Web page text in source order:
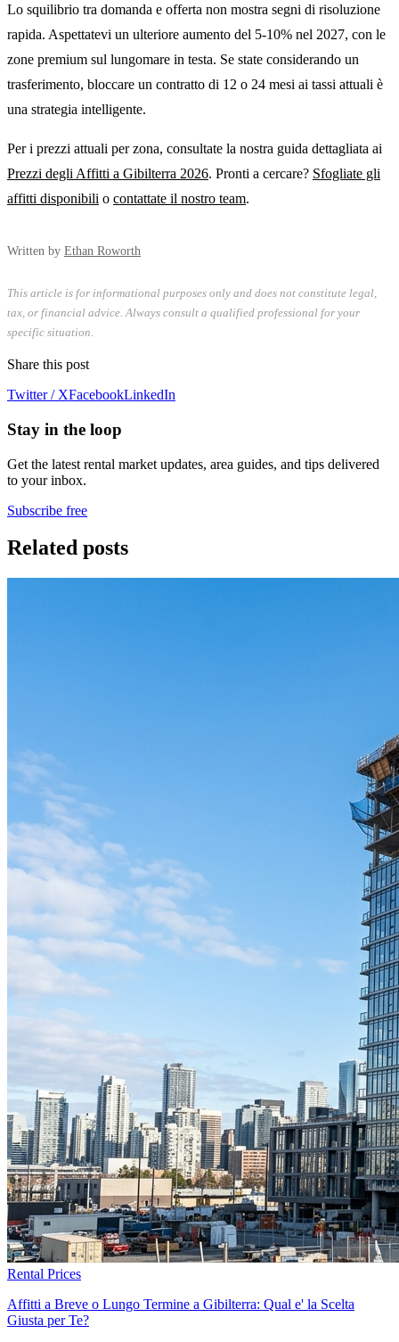
Lo squilibrio tra domanda e offerta non mostra segni di risoluzione
rapida. Aspettatevi un ulteriore aumento del 5-10% nel 2027, con le
zone premium sul lungomare in testa. Se state considerando un
trasferimento, bloccare un contratto di 12 o 24 mesi ai tassi attuali è
una strategia intelligente.
Per i prezzi attuali per zona, consultate la nostra guida dettagliata ai
Prezzi degli Affitti a Gibilterra 2026. Pronti a cercare? Sfogliate gli
affitti disponibili o contattate il nostro team.
Written by Ethan Roworth
This article is for informational purposes only and does not constitute legal,
tax, or financial advice. Always consult a qualified professional for your
specific situation.
Share this post
Twitter / XFacebookLinkedIn
Stay in the loop
Get the latest rental market updates, area guides, and tips delivered
to your inbox.
Subscribe free
Related posts
Rental Prices
Affitti a Breve o Lungo Termine a Gibilterra: Qual e' la Scelta
Giusta per Te?